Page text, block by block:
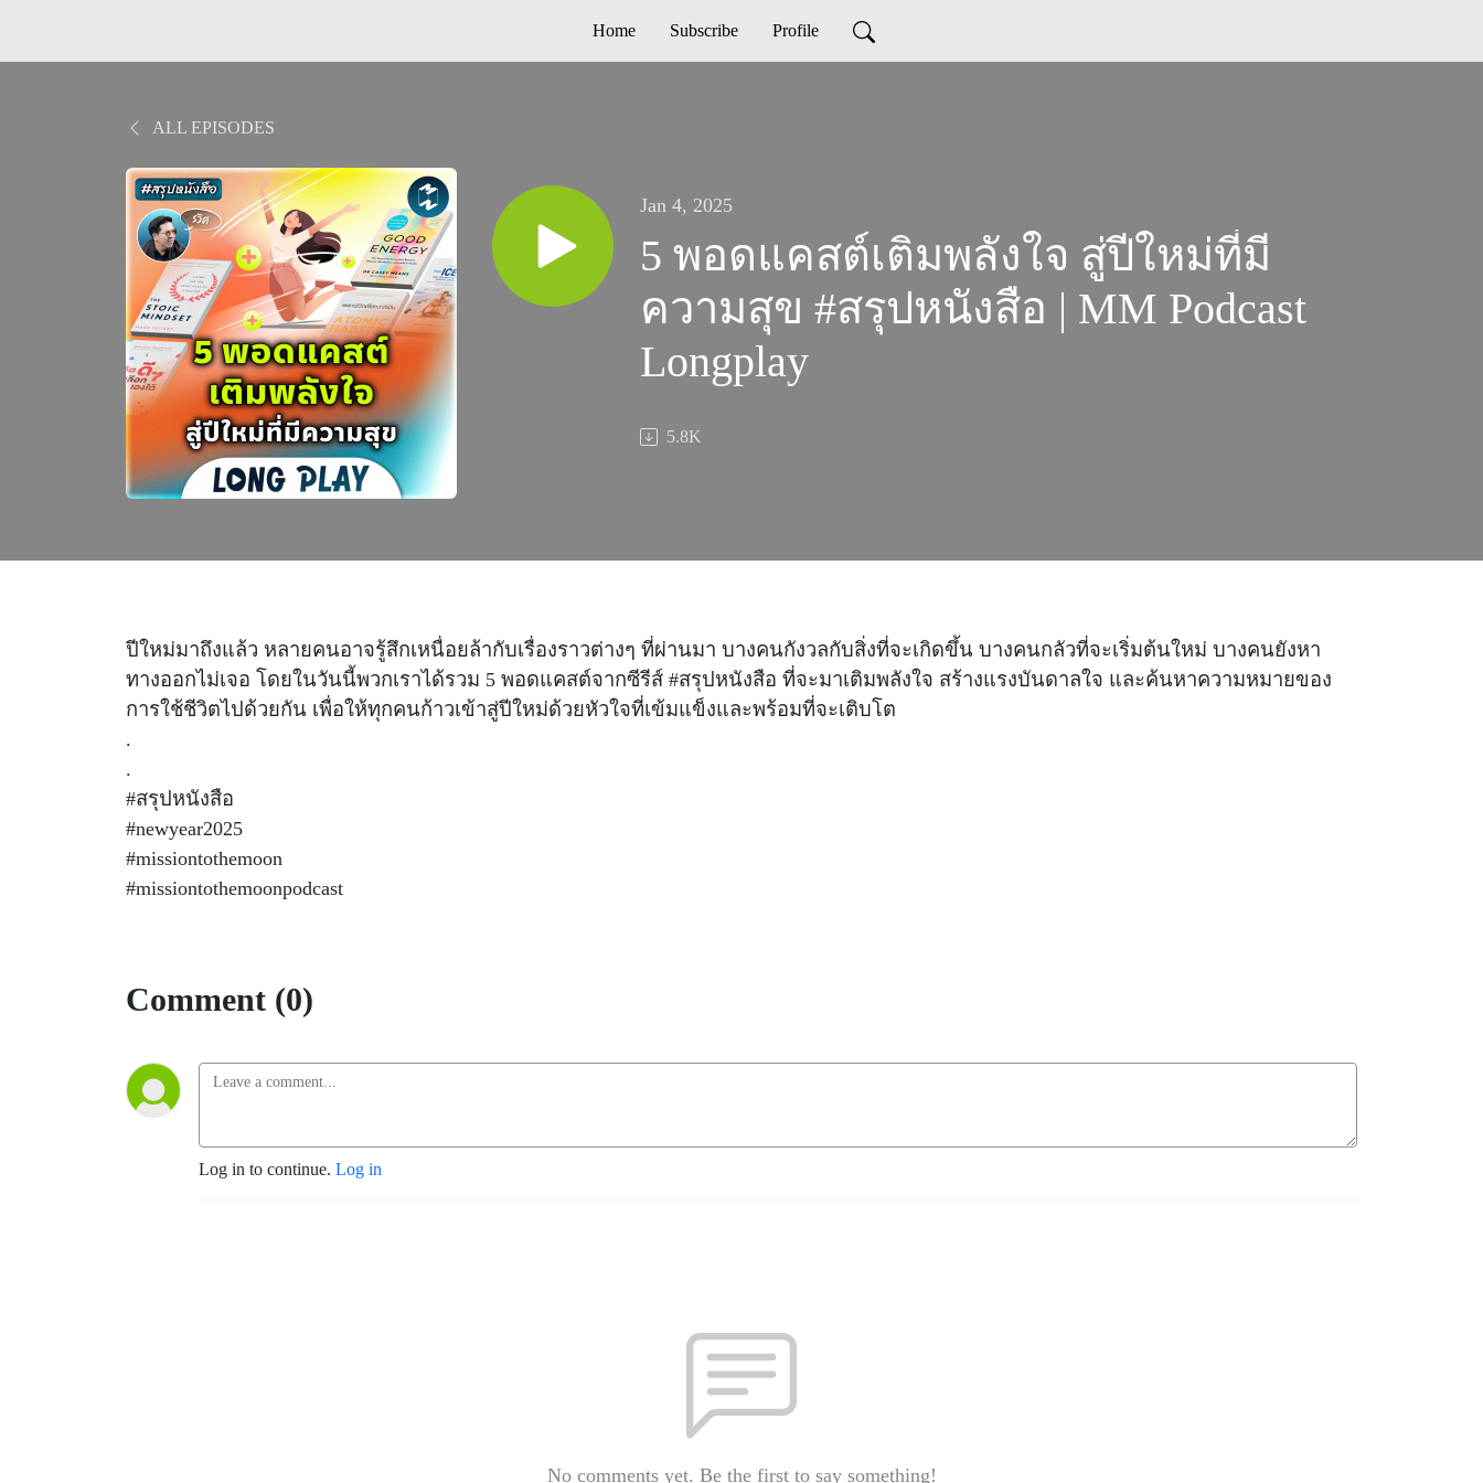
Home Subscribe Profile
ALL EPISODES
Jan 4, 2025
5 พอดแคสต์เติมพลังใจ สู่ปีใหม่ที่มี
ความสุข #สรุปหนังสือ | MM Podcast
Longplay
5.8K
ปีใหม่มาถึงแล้ว หลายคนอาจรู้สึกเหนื่อยล้ากับเรื่องราวต่างๆ ที่ผ่านมา บางคนกังวลกับสิ่งที่จะเกิดขึ้น บางคนกลัวที่จะเริ่มต้นใหม่ บางคนยังหา
ทางออกไม่เจอ โดยในวันนี้พวกเราได้รวม 5 พอดแคสต์จากซีรีส์ #สรุปหนังสือ ที่จะมาเติมพลังใจ สร้างแรงบันดาลใจ และค้นหาความหมายของ
การใช้ชีวิตไปด้วยกัน เพื่อให้ทุกคนก้าวเข้าสู่ปีใหม่ด้วยหัวใจที่เข้มแข็งและพร้อมที่จะเติบโต
.
.
#สรุปหนังสือ
#newyear2025
#missiontothemoon
#missiontothemoonpodcast
Comment (0)
Log in to continue. Log in
No comments yet. Be the first to say something!